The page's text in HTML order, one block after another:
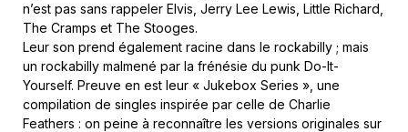
n’est pas sans rappeler Elvis, Jerry Lee Lewis, Little Richard,
The Cramps et The Stooges.
Leur son prend également racine dans le rockabilly ; mais
un rockabilly malmené par la frénésie du punk Do-It-
Yourself. Preuve en est leur « Jukebox Series », une
compilation de singles inspirée par celle de Charlie
Feathers : on peine à reconnaître les versions originales sur